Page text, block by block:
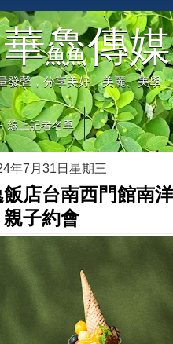
鱻傳媒
發聲，分享美好、美麗、美學
線上記者名單
年7月31日星期三
店台南西門館南
子約會